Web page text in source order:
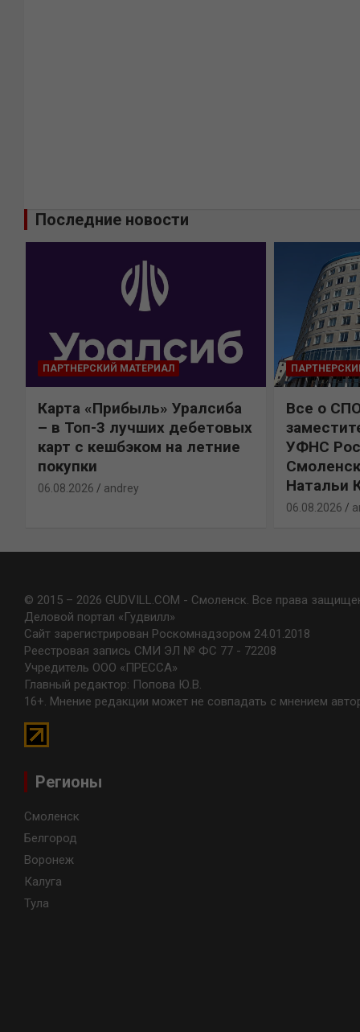
Последние новости
ПАРТНЕРСКИЙ МАТЕРИАЛ
Карта «Прибыль» Уралсиба
– в Топ-3 лучших дебетовых
карт с кешбэком на летние
покупки
06.08.2026 andrey
Все о
УФНС
Натальи
06.08.2026
© 2015 – 2026 GUDVILL.COM - Смоленск. Все права
Деловой портал «Гудвилл»
Сайт зарегистрирован Роскомнадзором 24.01.2018
Реестровая запись СМИ ЭЛ № ФС 77 - 72208
Учредитель ООО «ПРЕССА»
Главный редактор: Попова Ю.В.
16+. Мнение редакции может не совпадать с мнением
Регионы
Смоленск
Белгород
Воронеж
Калуга
Тула